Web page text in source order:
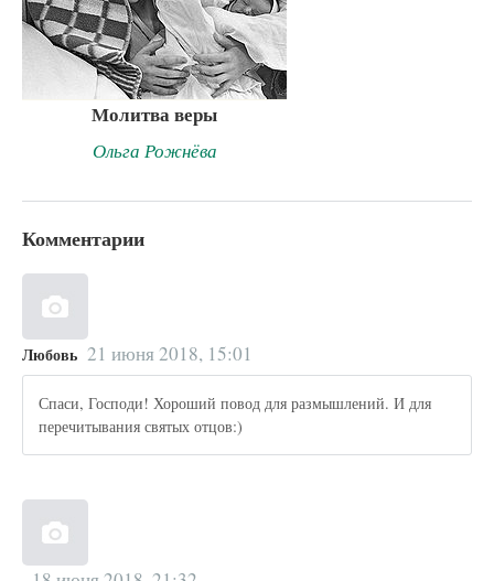
Молитва веры
Ольга Рожнёва
Комментарии
Любовь 21 июня 2018, 15:01
Спаси, Господи! Хороший повод для размышлений. И для
перечитывания святых отцов:)